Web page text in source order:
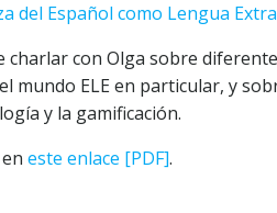
del Español como Lengua
con Olga sobre
mundo ELE en particular, y
y la gamificación.
este enlace [PDF].